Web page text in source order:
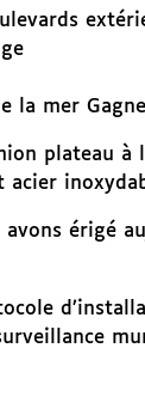
la mer
plateau à
érigé